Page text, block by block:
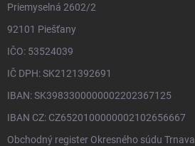
Priemyselná 2602/2
92101 Piešťany
IČO: 53524039
IČ DPH: SK2121392691
IBAN: SK3983300000002202367125
IBAN CZ: CZ6520100000002102656667
Obchodný register Okresného súdu Trnava